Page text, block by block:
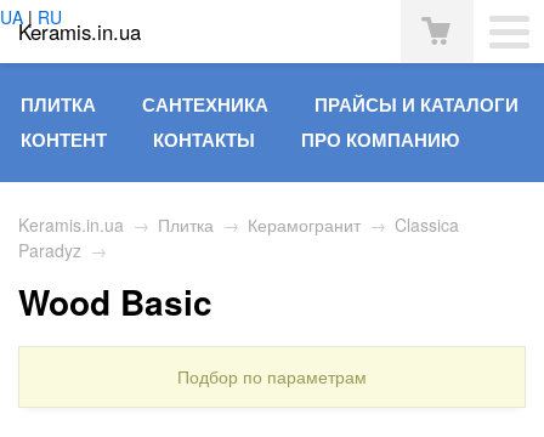
Keramis.in.ua
UA | RU
ПЛИТКА САНТЕХНИКА
ПРАЙСЫ И КАТАЛОГИ
КОНТЕНТ
КОНТАКТЫ ПРО КОМПАНИЮ
Keramis.in.ua → Плитка → Керамогранит → Classica
Paradyz →
Wood Basic
Подбор по параметрам